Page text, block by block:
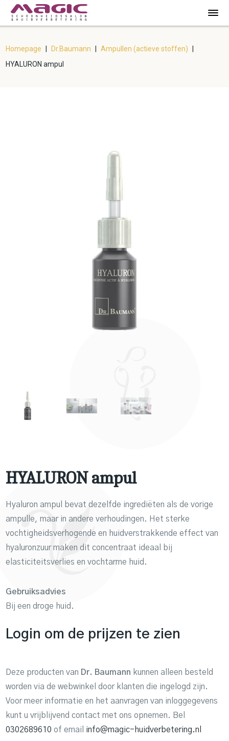
Homepage Dr.Baumann Ampullen (actieve stoffen)
HYALURON ampul
HYALURON ampul
Hyaluron ampul bevat dezelfde ingrediëten als de vorige
ampulle, maar in andere verhoudingen. Het sterke
vochtigheidsverhogende en huidverstrakkende effect van
hyaluronzuur maken dit concentraat ideaal bij
elasticiteitsverlies en vochtarme huid.
Gebruiksadvies
Bij een droge huid.
Login om de prijzen te zien
Deze producten van Dr. Baumann kunnen alleen besteld
worden via de webwinkel door klanten die ingelogd zijn.
Voor meer informatie en het aanvragen van inloggegevens
kunt u vrijblijvend contact met ons opnemen. Bel
0302689610 of email info@magic-huidverbetering.nl